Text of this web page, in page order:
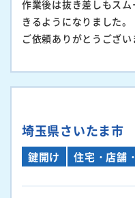
作業後は抜き差しもス
きるようになりました。
ご依頼ありがとうござい
埼玉県さいたま市
鍵開け 住宅・店舗